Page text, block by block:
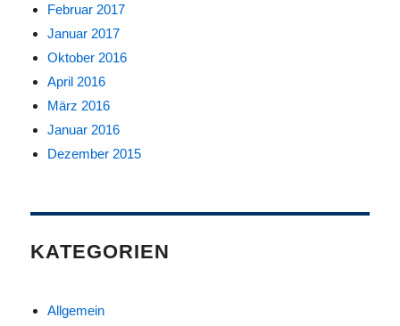
Februar 2017
Januar 2017
Oktober 2016
April 2016
März 2016
Januar 2016
Dezember 2015
KATEGORIEN
Allgemein